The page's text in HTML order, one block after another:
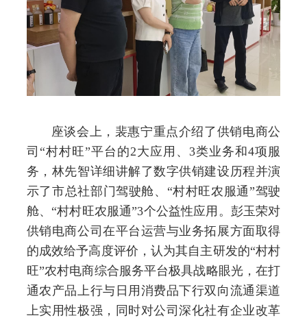
座谈会上，裴惠宁重点介绍了供销电商公
司 “村村旺”平台的2大应用、3类业务和4项服
务 ， 林先智详细讲解了数字供销建设历程并演
示了市总社部门驾驶舱、 “村村旺农服通”驾驶
舱、“村村旺农服通”3个公益性应用 。 彭玉荣对
供销电商公司在平台运营与业务拓展方面取得
的成效给予高度评价，认为其自主研发的“村村
旺”农村电商综合服务平台极具战略眼光，在打
通农产品上行与日用消费品下行双向流通渠道
上实用性极强，同时对公司深化社有企业改革